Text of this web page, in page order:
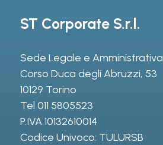
ST Corporate S.r.l.
Sede Legale e Amministrativa
Corso Duca degli Abruzzi, 53
10129 Torino
Tel 011 5805523
P.IVA 10132610014
Codice Univoco: TULURSB